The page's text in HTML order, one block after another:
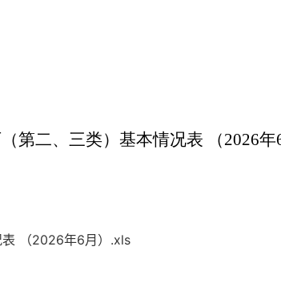
第二、三类）基本情况表 （2026年
表 （2026年6月）.xls